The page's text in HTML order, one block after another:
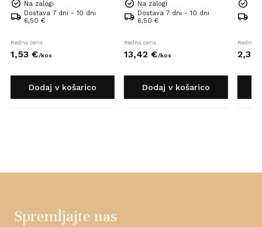
Na zalogi
Dostava 7 dni - 10 dni
6,50 €
Redna cena
1,53 €/kos
Dodaj v košarico
Na zalogi
Dostava 7 dni - 10 dni
6,50 €
Redna cena
13,42 €/kos
Dodaj v košarico
Redna
2,38
Spremljajte nas